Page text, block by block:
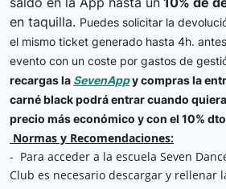
en taquilla. Puedes solicitar la
el mismo ticket generado hasta 4h.
evento con un coste por gastos de
recargas la SevenAppy compras la
carné black podrá entrar cuando
precio más económico y con el 10%
Normas y Recomendaciones:
-  Para acceder a la escuela Seven
Club es necesario descargar y rellenar